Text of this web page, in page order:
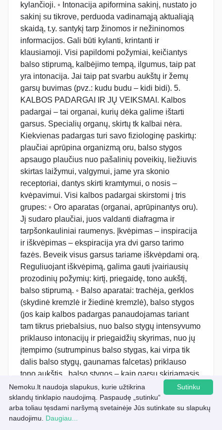
Sutinku
Nemoku.lt naudoja slapukus, kurie užtikrina
sklandų tinklapio naudojimą. Paspaudę „sutinku“
arba toliau tęsdami naršymą svetainėje Jūs sutinkate su slapukų
naudojimu. Daugiau...